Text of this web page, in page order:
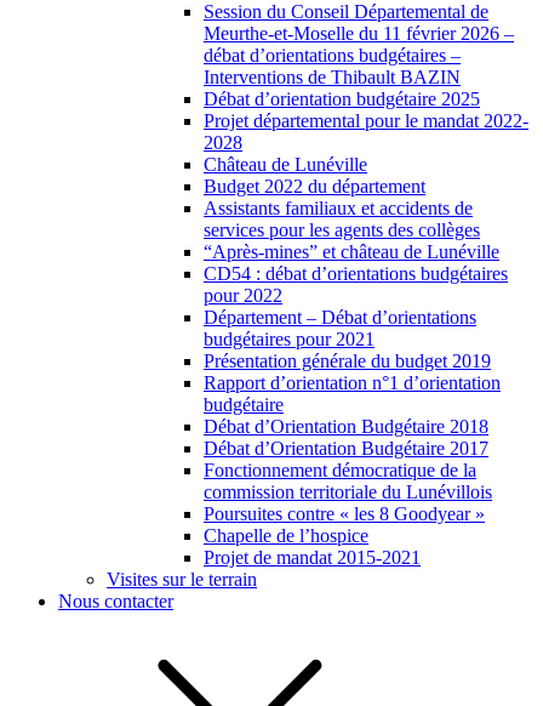
Session du Conseil Départemental de
Meurthe-et-Moselle du 11 février 2026 –
débat d’orientations budgétaires –
Interventions de Thibault BAZIN
Débat d’orientation budgétaire 2025
Projet départemental pour le mandat 2022-
2028
Château de Lunéville
Budget 2022 du département
Assistants familiaux et accidents de
services pour les agents des collèges
“Après-mines” et château de Lunéville
CD54 : débat d’orientations budgétaires
pour 2022
Département – Débat d’orientations
budgétaires pour 2021
Présentation générale du budget 2019
Rapport d’orientation n°1 d’orientation
budgétaire
Débat d’Orientation Budgétaire 2018
Débat d’Orientation Budgétaire 2017
Fonctionnement démocratique de la
commission territoriale du Lunévillois
Poursuites contre « les 8 Goodyear »
Chapelle de l’hospice
Projet de mandat 2015-2021
Visites sur le terrain
Nous contacter